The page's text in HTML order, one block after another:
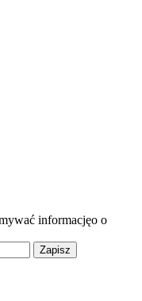
informacjęo o
Zapisz